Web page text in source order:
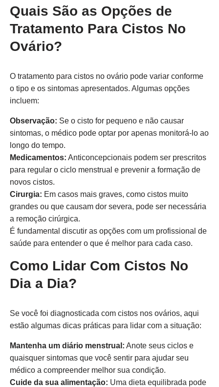
Quais São as Opções de
Tratamento Para Cistos No
Ovário?
O tratamento para cistos no ovário pode variar conforme
o tipo e os sintomas apresentados. Algumas opções
incluem:
Observação: Se o cisto for pequeno e não causar
sintomas, o médico pode optar por apenas monitorá-lo ao
longo do tempo.
Medicamentos: Anticoncepcionais podem ser prescritos
para regular o ciclo menstrual e prevenir a formação de
novos cistos.
Cirurgia: Em casos mais graves, como cistos muito
grandes ou que causam dor severa, pode ser necessária
a remoção cirúrgica.
É fundamental discutir as opções com um profissional de
saúde para entender o que é melhor para cada caso.
Como Lidar Com Cistos No
Dia a Dia?
Se você foi diagnosticada com cistos nos ovários, aqui
estão algumas dicas práticas para lidar com a situação:
Mantenha um diário menstrual: Anote seus ciclos e
quaisquer sintomas que você sentir para ajudar seu
médico a compreender melhor sua condição.
Cuide da sua alimentação: Uma dieta equilibrada pode